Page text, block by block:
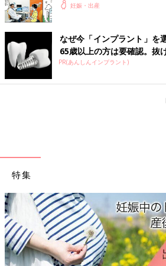
妊娠・出産
なぜ今「インプラント」を
65歳以上の方は要確認。抜
PR(あんしんインプラント)
特集